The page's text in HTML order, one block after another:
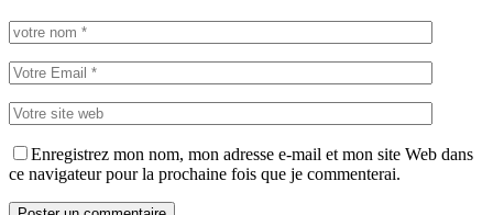
Enregistrez mon nom, mon adresse e-mail et mon site Web dans
ce navigateur pour la prochaine fois que je commenterai.